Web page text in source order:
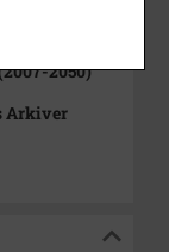
2050)
Arkiver